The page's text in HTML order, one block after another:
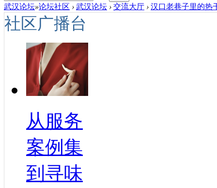
武汉论坛»论坛社区 › 武汉论坛 › 交流大厅 › 汉口老巷子里的热
社区广播台
从服务
案例集
到寻味